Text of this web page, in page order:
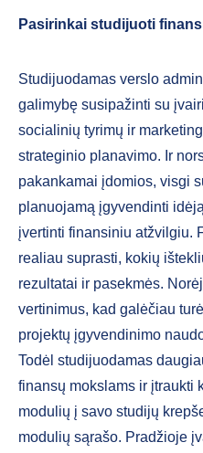
Pasirinkai studijuoti
Studijuodamas verslo
galimybę susipažinti su
socialinių tyrimų ir
strateginio planavimo. Ir
pakankamai įdomios, visgi
planuojamą įgyvendinti
įvertinti finansiniu atžvilgiu.
realiau suprasti, kokių
rezultatai ir pasekmės.
vertinimus, kad galėčiau
projektų įgyvendinimo
Todėl studijuodamas
finansų mokslams ir įtraukti
modulių į savo studijų
modulių sąrašo. Pradžioje